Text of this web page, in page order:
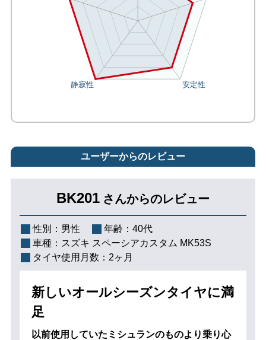
ユーザーからのレビュー
BK201 さんからのレビュー
性別： 男性 年齢： 40代
車種： スズキ スペーシアカスタム MK53S
タイヤ使用月数： 2ヶ月
新しいオールシーズンタイヤに満
足
以前使用していたミシュランのものより乗り心